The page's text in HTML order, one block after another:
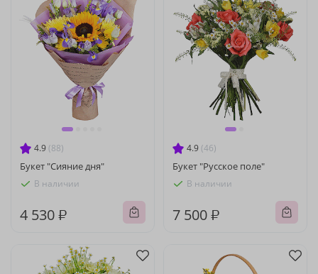
4.9 (88)
Букет "Сияние дня"
В наличии
4 530 ₽
4.9 (46)
Букет "Русское поле"
В наличии
7 500 ₽